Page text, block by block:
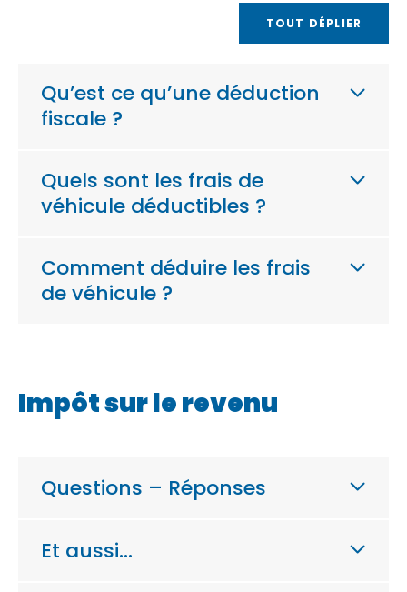
TOUT DÉPLIER
Qu’est ce qu’une déduction
fiscale ?
Quels sont les frais de
véhicule déductibles ?
Comment déduire les frais
de véhicule ?
Impôt sur le revenu
Questions – Réponses
Et aussi…